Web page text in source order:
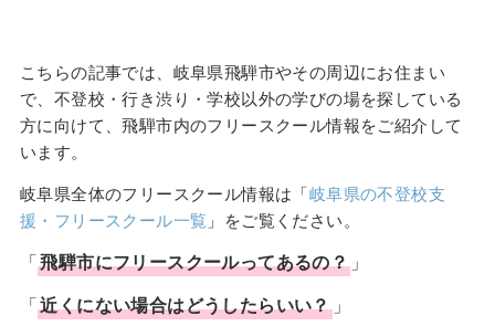
こちらの記事では、岐阜県飛騨市やその周辺にお住まい
で、不登校・行き渋り・学校以外の学びの場を探している
方に向けて、飛騨市内のフリースクール情報をご紹介して
います。
岐阜県全体のフリースクール情報は「岐阜県の不登校支
援・フリースクール一覧 」をご覧ください。
「飛騨市にフリースクールってあるの？ 」
「近くにない場合はどうしたらいい？」